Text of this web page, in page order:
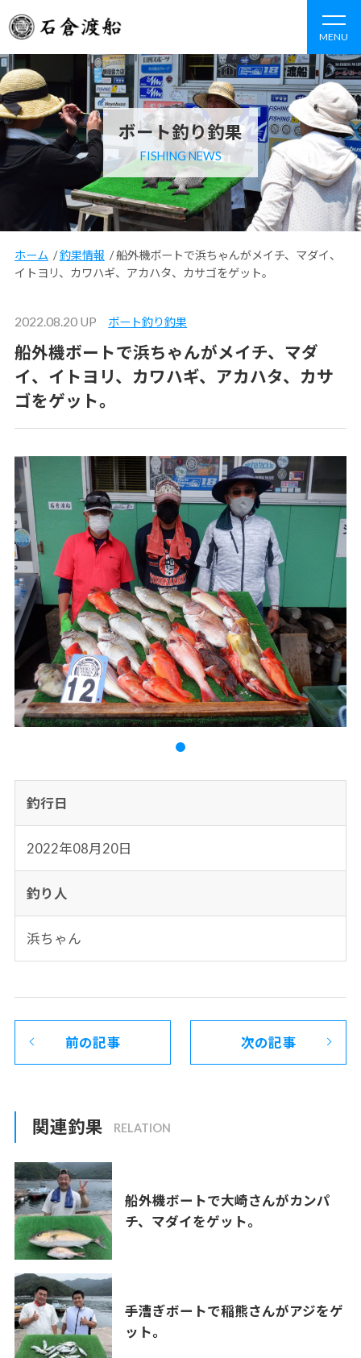
MENU
ボート釣り釣果
FISHING NEWS
ホーム /釣果情報 /船外機ボートで浜ちゃんがメイチ、マダイ、
イトヨリ、カワハギ、アカハタ、カサゴをゲット。
2022.08.20 UP ボート釣り釣果
船外機ボートで浜ちゃんがメイチ、マダ
イ、イトヨリ、カワハギ、アカハタ、カサ
ゴをゲット。
釣行日
2022年08月20日
釣り人
浜ちゃん
前の記事 次の記事
関連釣果
船外機ボートで大崎さんがカンパ
チ、マダイをゲット。
手漕ぎボートで稲熊さんがアジをゲ
ット。